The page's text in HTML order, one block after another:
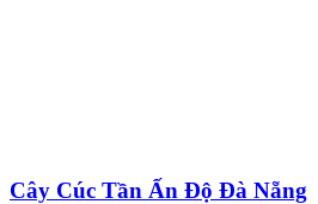
Cây Cúc Tần Ấn Độ Đà Nẵng